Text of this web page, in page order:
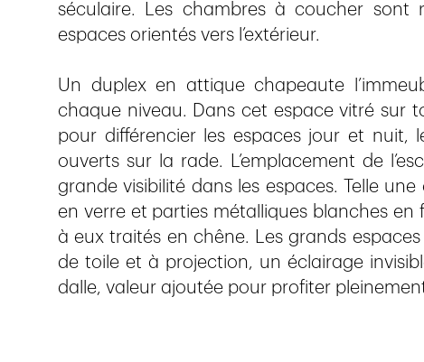
séculaire. Les chambres à coucher
espaces orientés vers l’extérieur.
Un duplex en attique chapeaute
chaque niveau. Dans cet espace vitré sur
pour différencier les espaces jour et nuit,
ouverts sur la rade. L’emplacement de
grande visibilité dans les espaces. Telle
en verre et parties métalliques blanches
à eux traités en chêne. Les grands
de toile et à projection, un éclairage
dalle, valeur ajoutée pour profiter